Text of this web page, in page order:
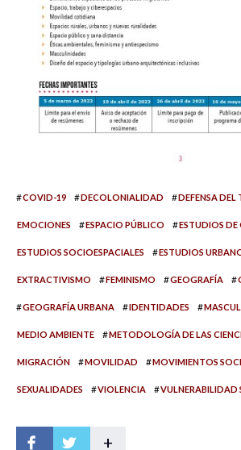
#COVID-19 #DECOLONIALIDAD #DEFENSA DEL
EMOCIONES #ESPACIO PÚBLICO #ESTUDIOS DE
ESTUDIOS SOCIOESPACIALES #ESTUDIOS
EXTRACTIVISMO #FEMINISMO #GEOGRAFÍA #
#GEOGRAFÍA URBANA #IDENTIDADES #
MEDIO AMBIENTE #METODOLOGÍA DE LAS
MIGRACIÓN #MOVILIDAD #MOVIMIENTOS
SEXUALIDADES #VIOLENCIA #VULNERABILIDAD
+